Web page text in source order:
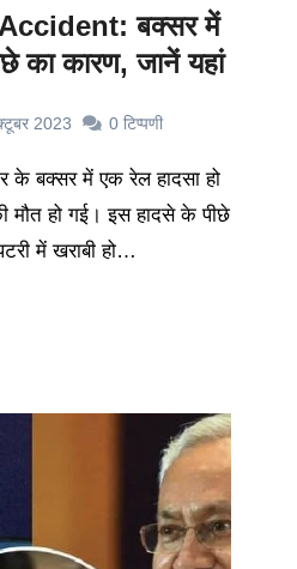
बक्सर में
का कारण, जानें यहां
2023 0 टिप्पणी
मौत हो गई। इस हादसे के पीछे
में खराबी हो…